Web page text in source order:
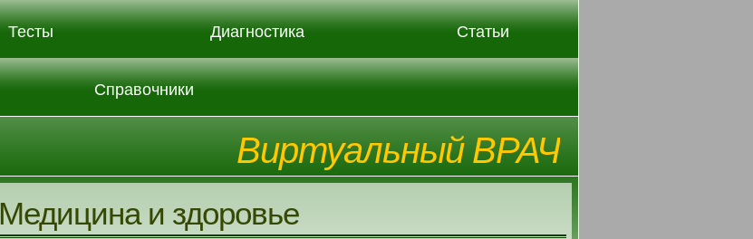
Тесты Диагностика Статьи
Справочники
Виртуальный ВРАЧ
Медицина и здоровье